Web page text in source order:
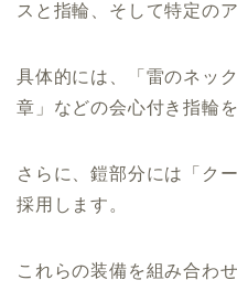
スと指輪、そして特定の
具体的には、「雷のネッ
章」などの会心付き指輪
さらに、鎧部分には「ク
採用します。
これらの装備を組み合わ